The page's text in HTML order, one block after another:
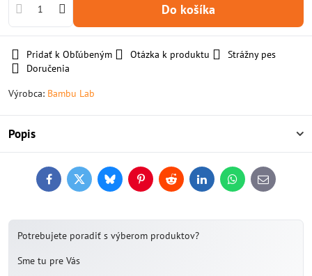
Do košíka
Pridať k Obľúbeným Otázka k produktu
Strážny pes
Doručenia
Výrobca: Bambu Lab
Popis
FacebookTwitterBlueskyPinterestReddit LinkedInWhatsApp
E-
mail
Potrebujete poradiť s výberom produktov?
Sme tu pre Vás